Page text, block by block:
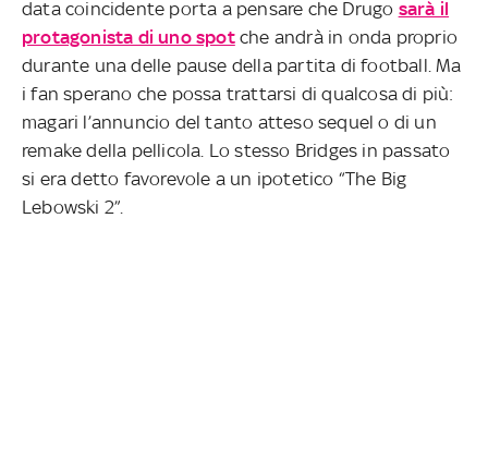
data coincidente porta a pensare che Drugo sarà il
protagonista di uno spotche andrà in onda proprio
durante una delle pause della partita di football. Ma
i fan sperano che possa trattarsi di qualcosa di più:
magari l’annuncio del tanto atteso sequel o di un
remake della pellicola. Lo stesso Bridges in passato
si era detto favorevole a un ipotetico “The Big
Lebowski 2”.